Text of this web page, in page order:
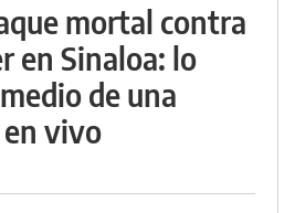
mortal contra
en Sinaloa: lo
de una
vivo